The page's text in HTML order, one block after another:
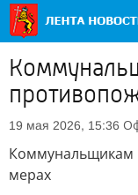
19 мая 2026, 15:36
мерах